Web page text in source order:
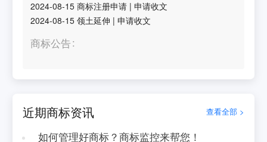
2024-08-15 商标注册申请 |申请收文
2024-08-15 领土延伸 |申请收文
商标公告
近期商标资讯 查看全部 >
如何管理好商标？商标监控来帮您！